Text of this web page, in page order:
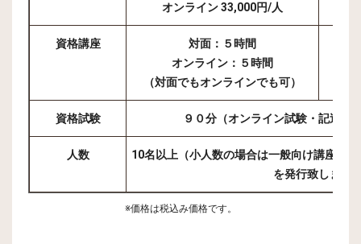
オンライン 33,000円/人
資格講座
対面：５時間
オンライン：５時間
（対面でもオンラインでも可）
資格試験 ９０分（オンライン試験・記述論
人数
10名以上（小人数の場合は一般向け講座・
を発行致します
※価格は税込み価格です。